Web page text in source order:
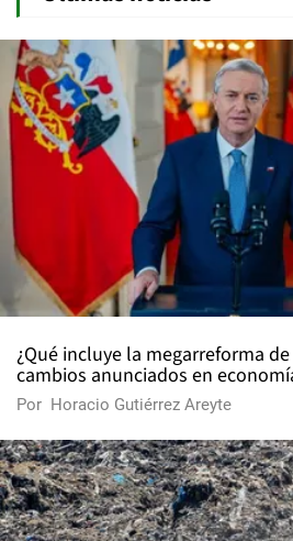
¿Qué incluye la megarreforma
cambios anunciados en
Por Horacio Gutiérrez Areyte